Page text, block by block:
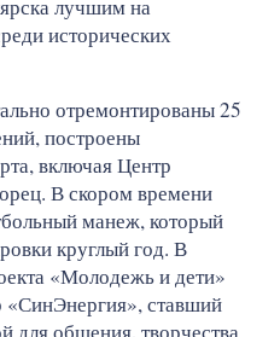
лучшим на
исторических
отремонтированы 25
построены
включая Центр
В скором времени
манеж, который
круглый год. В
«Молодежь и дети»
ставший